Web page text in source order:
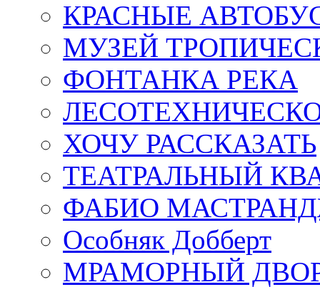
КРАСНЫЕ
МУЗЕЙ
ФОНТАНКА РЕКА
ХОЧУ РАССКАЗАТЬ
ТЕАТРАЛЬНЫЙ
ФАБИО
Особняк Добберт
МРАМОРНЫЙ